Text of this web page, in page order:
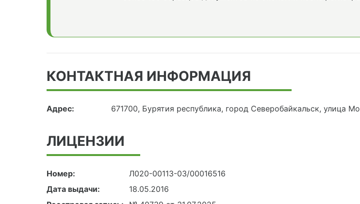
КОНТАКТНАЯ ИНФОРМАЦИЯ
Адрес: 671700, Бурятия республика, город Северобайкальск, улица
ЛИЦЕНЗИИ
Номер:
Л020-00113-03/00016516
Дата выдачи:
18.05.2016